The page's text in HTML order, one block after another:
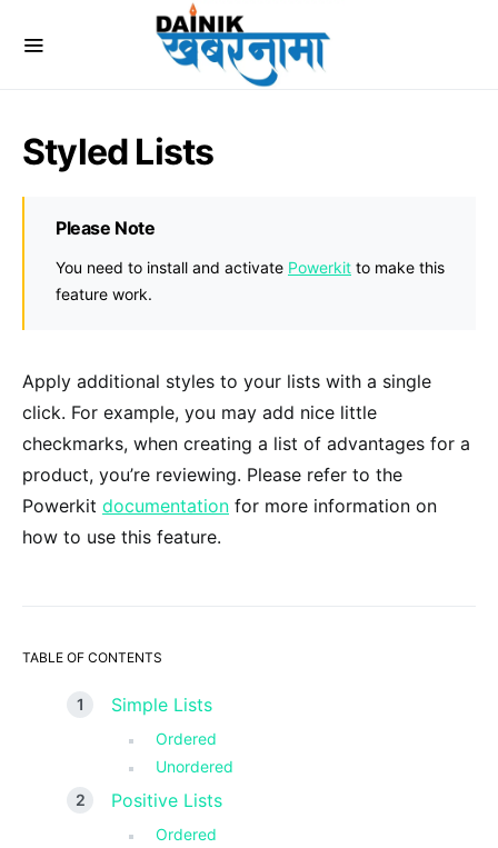
Styled Lists
Please Note
You need to install and activate Powerkit to make this
feature work.
Apply additional styles to your lists with a single
click. For example, you may add nice little
checkmarks, when creating a list of advantages for a
product, you’re reviewing. Please refer to the
Powerkit documentation for more information on
how to use this feature.
TABLE OF CONTENTS
Simple Lists
Ordered
Unordered
Positive Lists
Ordered